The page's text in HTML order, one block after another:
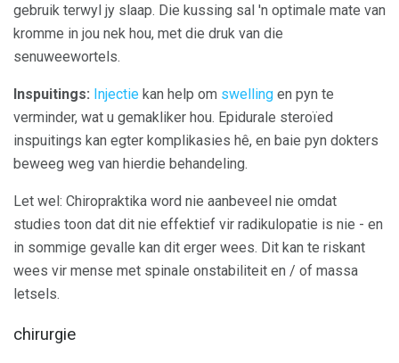
gebruik terwyl jy slaap. Die kussing sal 'n optimale mate van
kromme in jou nek hou, met die druk van die
senuweewortels.
Inspuitings: Injectie kan help om swelling en pyn te
verminder, wat u gemakliker hou. Epidurale steroïed
inspuitings kan egter komplikasies hê, en baie pyn dokters
beweeg weg van hierdie behandeling.
Let wel: Chiropraktika word nie aanbeveel nie omdat
studies toon dat dit nie effektief vir radikulopatie is nie - en
in sommige gevalle kan dit erger wees. Dit kan te riskant
wees vir mense met spinale onstabiliteit en / of massa
letsels.
chirurgie